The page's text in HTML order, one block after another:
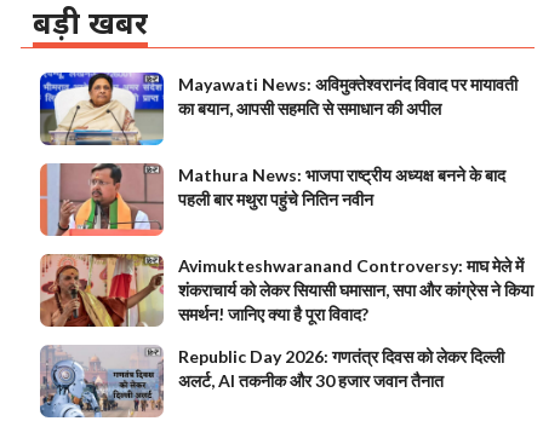
बड़ी खबर
Mayawati News: अविमुक्तेश्वरानंद विवाद पर मायावती
का बयान, आपसी सहमति से समाधान की अपील
Mathura News: भाजपा राष्ट्रीय अध्यक्ष बनने के बाद
पहली बार मथुरा पहुंचे नितिन नवीन
Avimukteshwaranand Controversy: माघ मेले में
शंकराचार्य को लेकर सियासी घमासान, सपा और कांग्रेस ने किया
समर्थन! जानिए क्या है पूरा विवाद?
Republic Day 2026: गणतंत्र दिवस को लेकर दिल्ली
अलर्ट, AI तकनीक और 30 हजार जवान तैनात